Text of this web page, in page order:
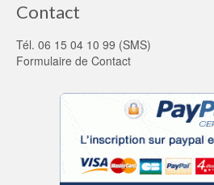
Contact
Tél. 06 15 04 10 99 (SMS)
Formulaire de Contact